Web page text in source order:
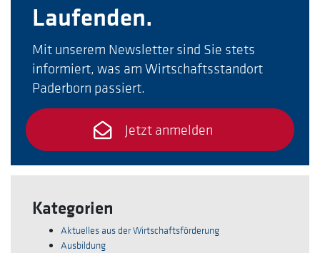
Laufenden.
Mit unserem Newsletter sind Sie stets
informiert, was am Wirtschaftsstandort
Paderborn passiert.
Jetzt anmelden
Kategorien
Aktuelles aus der Wirtschaftsförderung
Ausbildung